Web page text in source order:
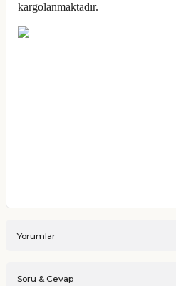
kargolanmaktadır.
Yorumlar
Soru & Cevap